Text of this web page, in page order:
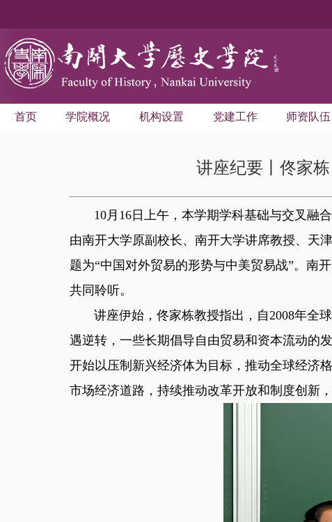
首页 学院概况 机构设置 党建工作 师资队伍
讲座纪要丨佟家
10月16日上午，本学期学科基础与交叉融合
由南开大学原副校长、南开大学讲席教授、天
题为“中国对外贸易的形势与中美贸易战”。南
共同聆听。
讲座伊始，佟家栋教授指出，自2008年全球
遇逆转，一些长期倡导自由贸易和资本流动的
开始以压制新兴经济体为目标，推动全球经济
市场经济道路，持续推动改革开放和制度创新